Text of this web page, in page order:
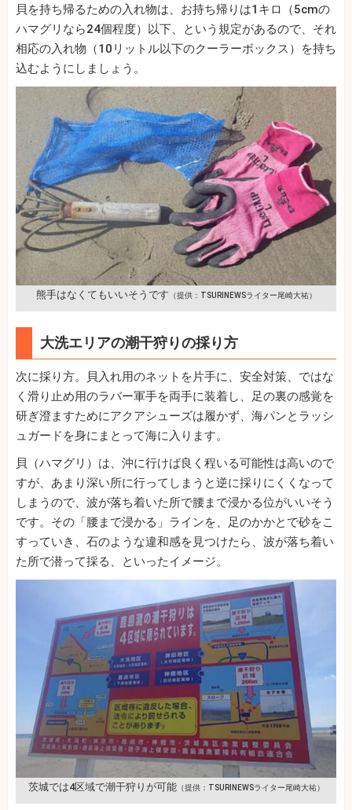
貝を持ち帰るための入れ物は、お持ち帰りは1キロ（5cmの
ハマグリなら24個程度）以下、という規定があるので、それ
相応の入れ物（10リットル以下のクーラーボックス）を持ち
込むようにしましょう。
熊手はなくてもいいそうです （提供：TSURINEWSライター尾崎大祐）
大洗エリアの潮干狩りの採り方
次に採り方。貝入れ用のネットを片手に、安全対策、ではな
く滑り止め用のラバー軍手を両手に装着し、足の裏の感覚を
研ぎ澄ますためにアクアシューズは履かず、海パンとラッシ
ュガードを身にまとって海に入ります。
貝（ハマグリ）は、沖に行けば良く程いる可能性は高いので
すが、あまり深い所に行ってしまうと逆に採りにくくなって
しまうので、波が落ち着いた所で腰まで浸かる位がいいそう
です。その「腰まで浸かる」ラインを、足のかかとで砂をこ
すっていき、石のような違和感を見つけたら、波が落ち着い
た所で潜って採る、といったイメージ。
茨城では4区域で潮干狩りが可能（提供：TSURINEWSライター尾崎大祐）